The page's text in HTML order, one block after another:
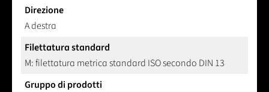
Direzione
A destra
Filettatura standard
M: filettatura metrica standard ISO secondo DIN 13
Gruppo di prodotti